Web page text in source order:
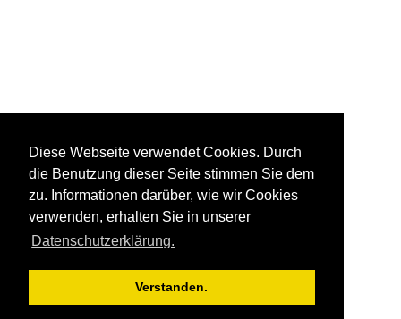
Diese Webseite verwendet Cookies. Durch
die Benutzung dieser Seite stimmen Sie dem
zu. Informationen darüber, wie wir Cookies
verwenden, erhalten Sie in unserer
Datenschutzerklärung.
Verstanden.